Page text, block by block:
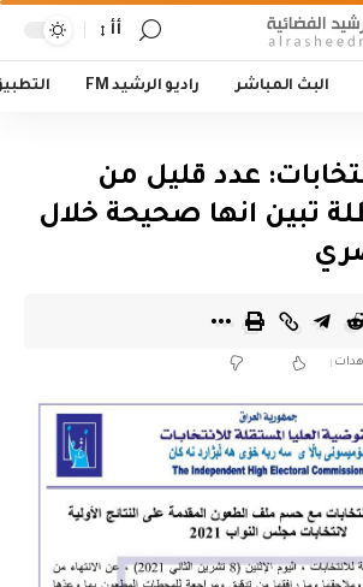
أأ
البث المباشر راديو الرشيد FM
عدد قليل من
تبين انها صحيحة خلال